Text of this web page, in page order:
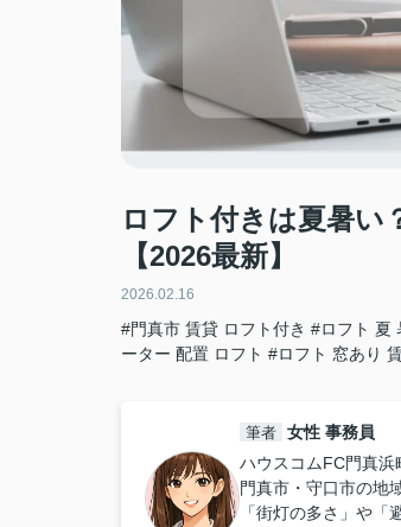
ロフト付きは夏暑い
【2026最新】
2026.02.16
#門真市 賃貸 ロフト付き #ロフト 夏
ーター 配置 ロフト #ロフト 窓あり
筆者 女性 事務員
ハウスコムFC門真浜
門真市・守口市の地
「街灯の多さ」や「